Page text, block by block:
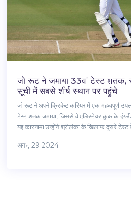
जो रूट ने जमाया 33वां टेस्ट शतक,
सूची में सबसे शीर्ष स्थान पर पहुंचे
जो रूट ने अपने क्रिकेट करियर में एक महत्वपूर्ण
टेस्ट शतक जमाया, जिससे वे एलिस्टेयर कुक के इंग्लैंड
यह कारनामा उन्होंने श्रीलंका के खिलाफ दूसरे टेस्ट
अग॰, 29 2024